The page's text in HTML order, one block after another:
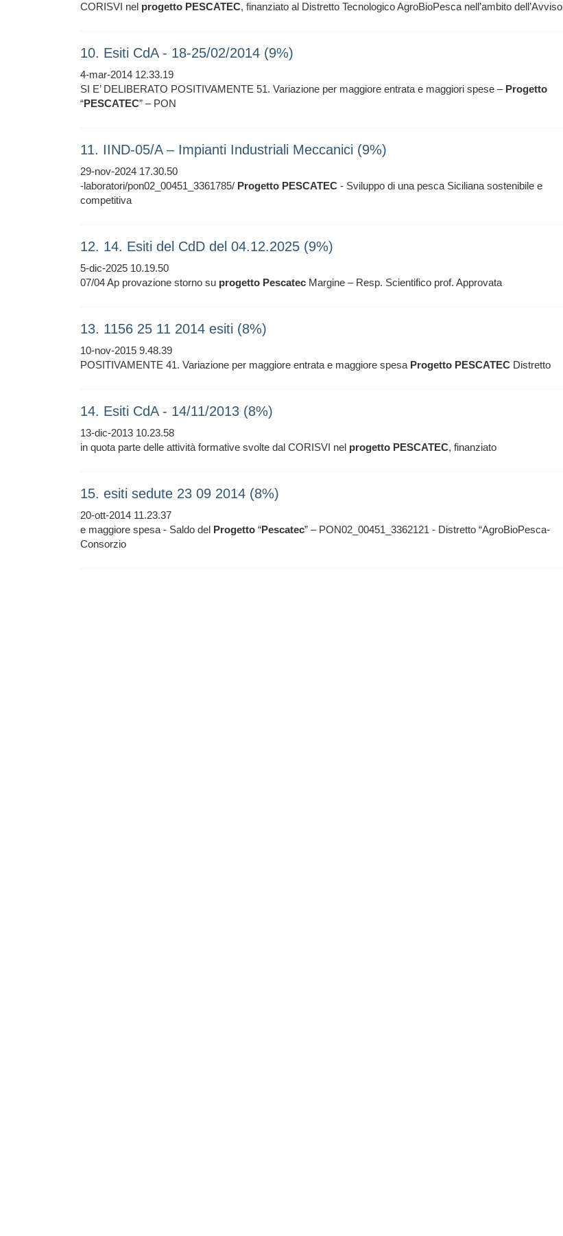
CORISVI nel progetto PESCATEC, finanziato al Distretto Tecnologico AgroBioPesca nell’ambito dell’Avviso
10. Esiti CdA - 18-25/02/2014 (9%)
4-mar-2014 12.33.19
SI E’ DELIBERATO POSITIVAMENTE 51. Variazione per maggiore entrata e maggiori spese – Progetto
“PESCATEC” – PON
11. IIND-05/A – Impianti Industriali Meccanici (9%)
29-nov-2024 17.30.50
-laboratori/pon02_00451_3361785/ Progetto PESCATEC - Sviluppo di una pesca Siciliana sostenibile e
competitiva
12. 14. Esiti del CdD del 04.12.2025 (9%)
5-dic-2025 10.19.50
07/04 Ap provazione storno su progetto Pescatec Margine – Resp. Scientifico prof. Approvata
13. 1156 25 11 2014 esiti (8%)
10-nov-2015 9.48.39
POSITIVAMENTE 41. Variazione per maggiore entrata e maggiore spesa Progetto PESCATEC Distretto
14. Esiti CdA - 14/11/2013 (8%)
13-dic-2013 10.23.58
in quota parte delle attività formative svolte dal CORISVI nel progetto PESCATEC, finanziato
15. esiti sedute 23 09 2014 (8%)
20-ott-2014 11.23.37
e maggiore spesa - Saldo del Progetto “Pescatec” – PON02_00451_3362121 - Distretto “AgroBioPesca-
Consorzio